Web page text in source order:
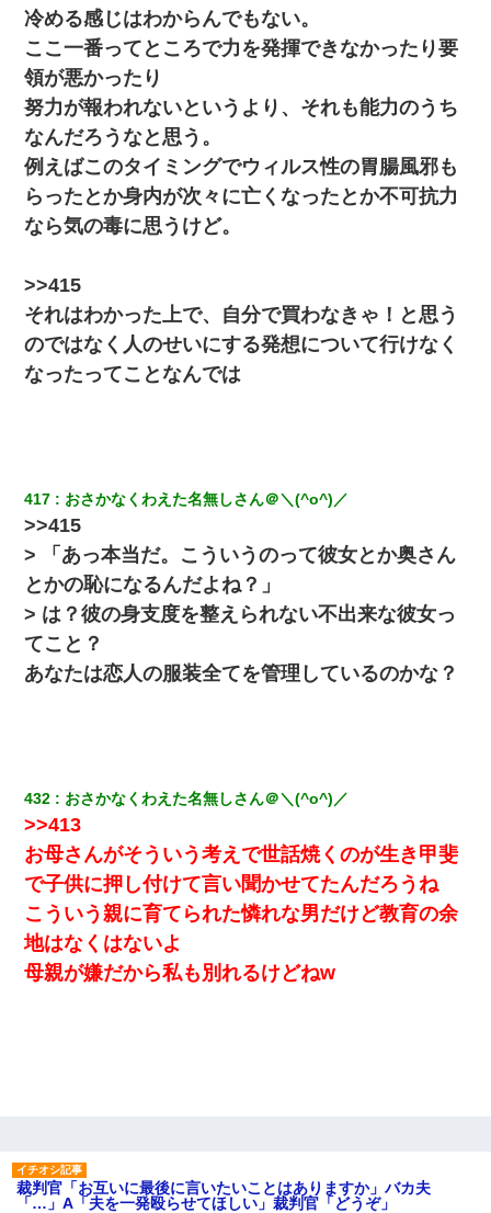
童貞俺、宅飲みした女友達2人を家に泊めた結果ｗｗｗｗｗｗ
テレワーク上司「会議中はカメラ付けろ！」女社員「え、事前連
絡無しは無理」上司「いいから付けろ！」→
子供の頃、母の弟にイタズラされてて中学に入ってから関係を持
ってしまった。拒絶したら「全部バラしてやる」と脅迫されたの
で両親に全部話した。
私（23）冗談のつもりで上司（27）に胸を揉ませた結果・・・
生保レディと行為する為に駆け引きしてみた結果ｗｗｗｗｗｗｗ
ｗｗｗｗｗ
13歳娘が元嫁のところから逃げてきた。どう扱ったらいいのかわ
からない
今日夫の実家に泊ったんだけど、朝起きたら股間がなんかモッコ
リしてた
｢昨日はお兄ちゃんと一緒にお風呂に入っちゃった～｣とか毎日兄
の話をしていたA子が事故で亡くなった。→Ａ子のお母さんの話に
スマホを与えられて、中学卒業する頃にはすっかり女叩きに洗脳
された弟が、大学進学のために一人暮らししたいと言い出した。
小学生の息子が急に様子がおかしくなった。私「理由を聞いても
『わかんない！』って怒鳴り付けてくるし、困っってる」旦那
「話してみるよ」→ 後日・・・
姉旦那の友達「ほんとのパパだよ～」私のお腹を触ってほざく。
嫁＆娘「そんな匂いしない…」ある日、友人奥「素敵なアンティ
ークですね！」俺（！？）
冷める感じはわからんでもない。
ここ一番ってところで力を発揮できなかったり要
領が悪かったり
努力が報われないというより、それも能力のうち
なんだろうなと思う。
例えばこのタイミングでウィルス性の胃腸風邪も
らったとか身内が次々に亡くなったとか不可抗力
なら気の毒に思うけど。
>>415
それはわかった上で、自分で買わなきゃ！と思う
のではなく人のせいにする発想について行けなく
なったってことなんでは
417 おさかなくわえた名無しさん＠＼(^o^)／
>>415
> 「あっ本当だ。こういうのって彼女とか奥さん
とかの恥になるんだよね？」
> は？彼の身支度を整えられない不出来な彼女っ
てこと？
あなたは恋人の服装全てを管理しているのかな？
432 おさかなくわえた名無しさん＠＼(^o^)／
>>413
お母さんがそういう考えで世話焼くのが生き甲斐
で子供に押し付けて言い聞かせてたんだろうね
こういう親に育てられた憐れな男だけど教育の余
地はなくはないよ
母親が嫌だから私も別れるけどねw
裁判官「お互いに最後に言いたいことはありますか」バカ夫
「…」A「夫を一発殴らせてほしい」裁判官「どうぞ」